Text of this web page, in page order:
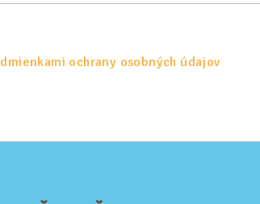
ochrany osobných údajov